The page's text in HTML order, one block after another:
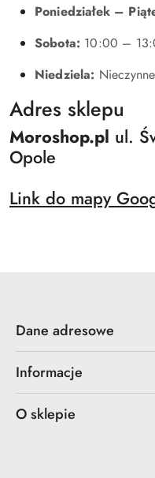
Poniedziałek –
Sobota: 10:00 –
Niedziela: Nieczynne
Adres sklepu
Moroshop.pl ul.
Opole
Link do mapy
Dane adresowe
Informacje
O sklepie